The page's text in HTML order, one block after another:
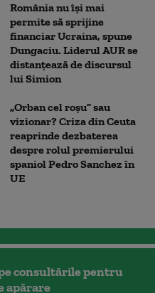
România nu își mai
permite să sprijine
financiar Ucraina, spune
Dungaciu. Liderul AUR se
distanțează de discursul
lui Simion
„Orban cel roșu” sau
vizionar? Criza din Ceuta
reaprinde dezbaterea
despre rolul premierului
spaniol Pedro Sanchez în
UE
consultările pentru
apărare